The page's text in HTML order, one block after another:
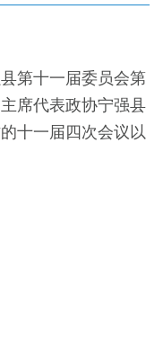
第十一届委员会第
席代表政协宁强县
十一届四次会议以